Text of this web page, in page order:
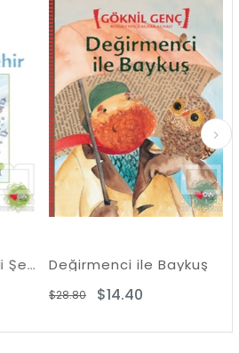
Rüzgarın Üzerindeki Şehir
%50İndirim
Değirmenci ile Baykuş
$14.40
$28.80
İndirim